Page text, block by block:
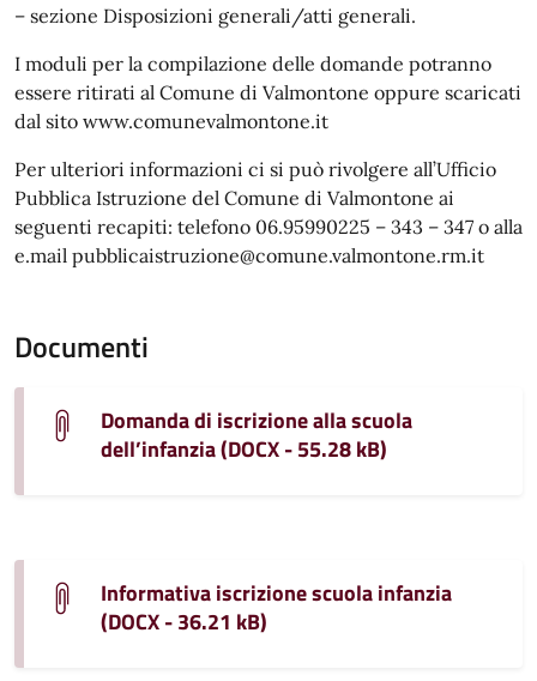
– sezione Disposizioni generali/atti generali.
I moduli per la compilazione delle domande potranno
essere ritirati al Comune di Valmontone oppure scaricati
dal sito www.comunevalmontone.it
Per ulteriori informazioni ci si può rivolgere all’Ufficio
Pubblica Istruzione del Comune di Valmontone ai
seguenti recapiti: telefono 06.95990225 – 343 – 347 o alla
e.mail pubblicaistruzione@comune.valmontone.rm.it
Documenti
Domanda di iscrizione alla scuola
dell’infanzia (DOCX - 55.28 kB)
Informativa iscrizione scuola infanzia
(DOCX - 36.21 kB)